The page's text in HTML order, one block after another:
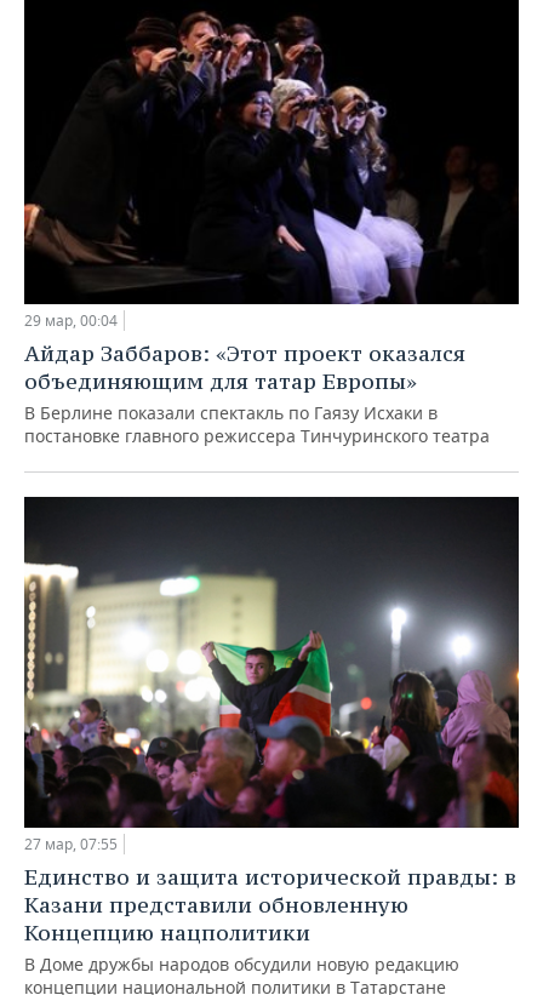
29 мар, 00:04
Айдар Заббаров: «Этот проект оказался
объединяющим для татар Европы»
В Берлине показали спектакль по Гаязу Исхаки в
постановке главного режиссера Тинчуринского театра
27 мар, 07:55
Единство и защита исторической правды: в
Казани представили обновленную
Концепцию нацполитики
В Доме дружбы народов обсудили новую редакцию
концепции национальной политики в Татарстане